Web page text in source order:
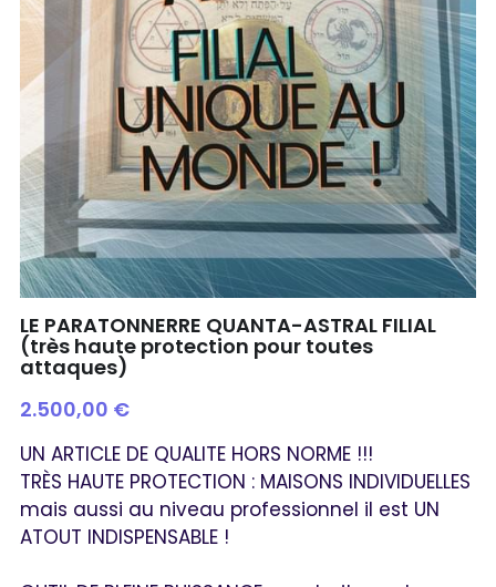
LE PARATONNERRE QUANTA-ASTRAL FILIAL
(très haute protection pour toutes
attaques)
2.500,00 €
UN ARTICLE DE QUALITE HORS NORME !!!
TRÈS HAUTE PROTECTION : MAISONS INDIVIDUELLES
mais aussi au niveau professionnel il est UN
ATOUT INDISPENSABLE !